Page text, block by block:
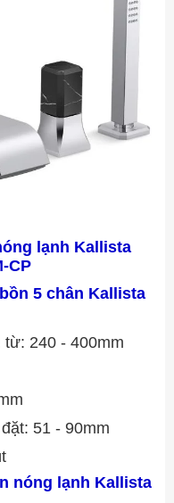
lạnh Kallista
CP
5 chân Kallista
từ: 240 - 400mm
51 - 90mm
nóng lạnh Kallista